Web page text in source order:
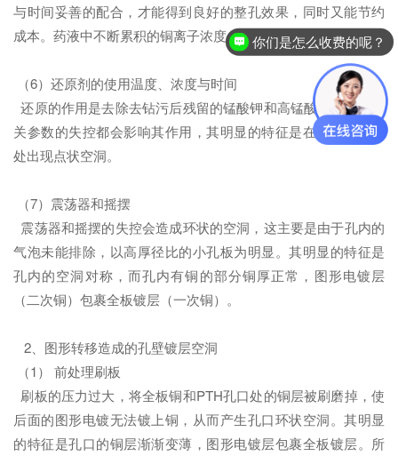
与时间妥善的配合，才能得到良好的整孔效果，同时又能节约
成本。药液中不断累积的铜离子浓度，也必须严格控制。
（6）还原剂的使用温度、浓度与时间
还原的作用是去除去钻污后残留的锰酸钾和高锰酸钾，药液相
关参数的失控都会影响其作用，其明显的特征是在孔内的树脂
处出现点状空洞。
（7）震荡器和摇摆
震荡器和摇摆的失控会造成环状的空洞，这主要是由于孔内的
气泡未能排除，以高厚径比的小孔板为明显。其明显的特征是
孔内的空洞对称，而孔内有铜的部分铜厚正常，图形电镀层
（二次铜）包裹全板镀层（一次铜）。
2、图形转移造成的孔壁镀层空洞
（1） 前处理刷板
刷板的压力过大，将全板铜和PTH孔口处的铜层被刷磨掉，使
后面的图形电镀无法镀上铜，从而产生孔口环状空洞。其明显
的特征是孔口的铜层渐渐变薄，图形电镀层包裹全板镀层。所
你们是怎么收费的呢？
现在有优惠活动么？